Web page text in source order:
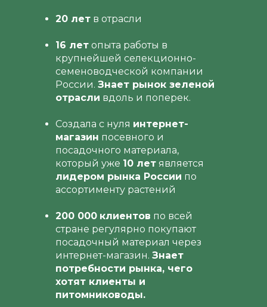
20 лет в отрасли
16 лет опыта работы в
крупнейшей селекционно-
семеноводческой компании
России. Знает рынок зеленой
отрасли вдоль и поперек.
Создала с нуля интернет-
магазин посевного и
посадочного материала,
который уже 10 лет является
лидером рынка России по
ассортименту растений
200 000 клиентов по всей
стране регулярно покупают
посадочный материал через
интернет-магазин. Знает
потребности рынка, чего
хотят клиенты и
питомниководы.